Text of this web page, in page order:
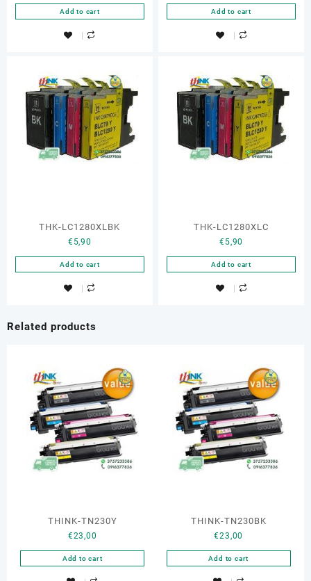
Add to cart Add to cart
THK-LC1280XLBK
€5,90
Add to cart
THK-LC1280XLC
€5,90
Add to cart
Related products
THINK-TN230Y
€23,00
Add to cart
THINK-TN230BK
€23,00
Add to cart